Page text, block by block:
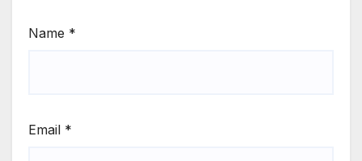
Name *
Email *